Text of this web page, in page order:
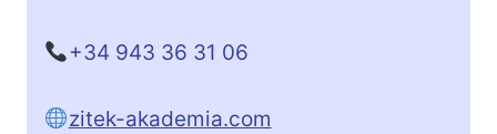
+34 943 36 31 06
zitek-akademia.com